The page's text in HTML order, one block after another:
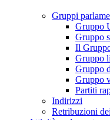
Gruppi
Gruppo
Gruppo
Il
Gruppo
Gruppo
Gruppo
Partiti
Indirizzi
Retribuzioni